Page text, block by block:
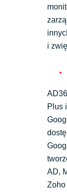
i
Plus
AD,
Zoho